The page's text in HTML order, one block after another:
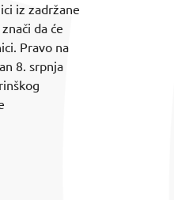
iz zadržane
da će
Pravo na
8. srpnja